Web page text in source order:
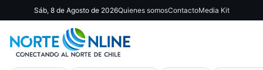
Sáb, 8 de Agosto de 2026Quienes somosContactoMedia Kit